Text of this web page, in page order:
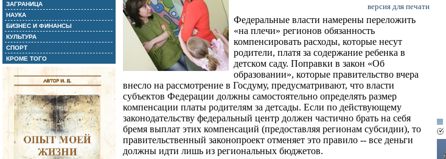
ЗАГРАНИЦА
НАУКА
БИЗНЕС И ФИНАНСЫ
КУЛЬТУРА
СПОРТ
КРОМЕ ТОГО
версия для печати
Федеральные власти намерены переложить
«на плечи» регионов обязанность
компенсировать расходы, которые несут
родители, платя за содержание ребенка в
детском саду. Поправки в закон «Об
образовании», которые правительство вчера
внесло на рассмотрение в Госдуму, предусматривают, что власти
субъектов Федерации должны самостоятельно определять размер
компенсации платы родителям за детсады. Если по действующему
законодательству федеральный центр должен частично брать на себя
бремя выплат этих компенсаций (предоставляя регионам субсидии), то
правительственный законопроект отменяет это правило -- все деньги
должны идти лишь из региональных бюджетов.